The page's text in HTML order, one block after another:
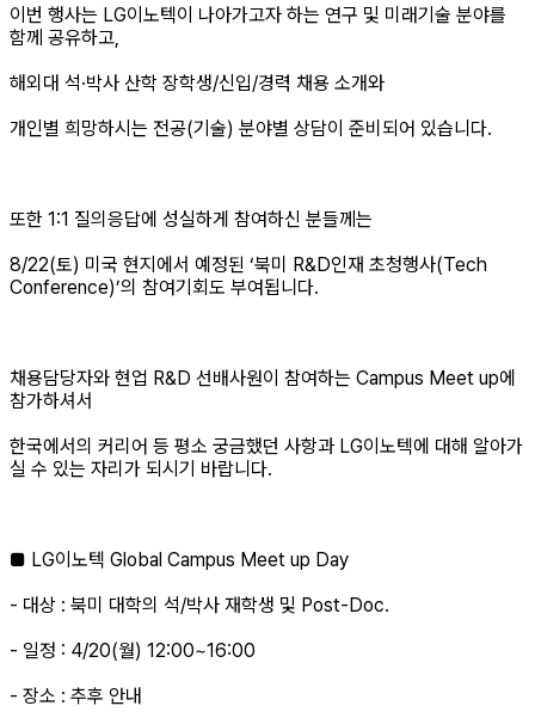
이번 행사는 LG이노텍이 나아가고자 하는 연구 및 미래기술 분야를
함께 공유하고,
해외대 석·박사 산학 장학생/신입/경력 채용 소개와
개인별 희망하시는 전공(기술) 분야별 상담이 준비되어 있습니다.
또한 1:1 질의응답에 성실하게 참여하신 분들께는
8/22(토) 미국 현지에서 예정된 ‘북미 R&D인재 초청행사(Tech
Conference)’의 참여기회도 부여됩니다.
채용담당자와 현업 R&D 선배사원이 참여하는 Campus Meet up에
참가하셔서
한국에서의 커리어 등 평소 궁금했던 사항과 LG이노텍에 대해 알아가
실 수 있는 자리가 되시기 바랍니다.
■ LG이노텍 Global Campus Meet up Day
- 대상 : 북미 대학의 석/박사 재학생 및 Post-Doc.
- 일정 : 4/20(월) 12:00~16:00
- 장소 : 추후 안내